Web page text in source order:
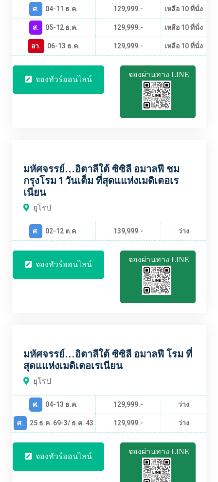
ศ. 04-11 ธ.ค. 129,999.-
เหลือ 10 ที่นั่ง
ส.
05-12 ธ.ค. 129,999.-
เหลือ 10 ที่นั่ง
อา.
06-13 ธ.ค. 129,999.- เหลือ 10 ที่นั่ง
จองทัวร์ออนไลน์ จองผ่านทาง LINE
มหัศจรรย์...อิตาลีใต้ ซิซิลี อมาลฟี ชม
กรุงโรม 1 วันเต็ม ที่สุดแแห่งเมดิเตอเร
เนียน
ยุโรป
ศ. 02-12 ต.ค. 139,999.- ว่าง
จองทัวร์ออนไลน์ จองผ่านทาง LINE
มหัศจรรย์...อิตาลีใต้ ซิซิลี อมาลฟี โรม ที่
สุดแแห่งเมดิเตอเรเนียน
ยุโรป
ศ. 04-13 ธ.ค. 129,999.-
ว่าง
ศ.
25 ธ.ค. 69-3/ ธ.ค. 43 129,999.- ว่าง
จองทัวร์ออนไลน์ จองผ่านทาง LINE